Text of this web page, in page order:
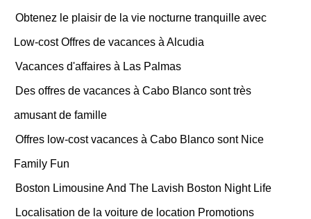
Obtenez le plaisir de la vie nocturne tranquille avec
Low-cost Offres de vacances à Alcudia
Vacances d'affaires à Las Palmas
Des offres de vacances à Cabo Blanco sont très
amusant de famille
Offres low-cost vacances à Cabo Blanco sont Nice
Family Fun
Boston Limousine And The Lavish Boston Night Life
Localisation de la voiture de location Promotions